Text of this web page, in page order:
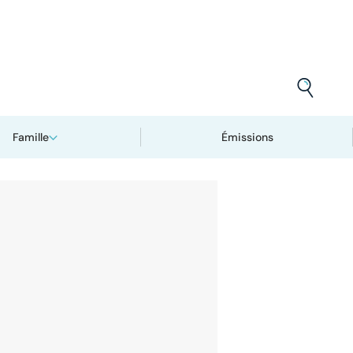
Famille Émissions